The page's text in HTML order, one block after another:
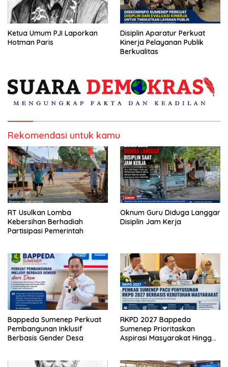
Ketua Umum PJI Laporkan
Hotman Paris
Disiplin Aparatur Perkuat
Kinerja Pelayanan Publik
Berkualitas
Rekomendasi untuk kamu
RT Usulkan Lomba
Kebersihan Berhadiah
Partisipasi Pemerintah
Oknum Guru Diduga Langgar
Disiplin Jam Kerja
Bappeda Sumenep Perkuat
Pembangunan Inklusif
Berbasis Gender Desa
RKPD 2027 Bappeda
Sumenep Prioritaskan
Aspirasi Masyarakat Hingga